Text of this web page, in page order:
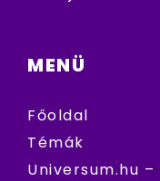
MENÜ
Főoldal
Témák
Universum.hu